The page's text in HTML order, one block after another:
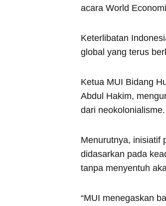
acara World
Keterlibatan
global yang terus
Ketua MUI Bidang
Abdul Hakim,
dari neokolonialisme.
Menurutnya, inisiatif
didasarkan pada
tanpa menyentuh
“MUI menegaskan